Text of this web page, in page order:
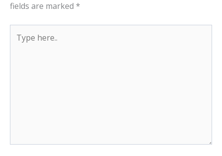
fields are marked *
here..